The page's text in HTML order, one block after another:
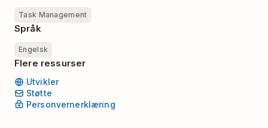
Task Management
Språk
Engelsk
Flere ressurser
Utvikler
Støtte
Personvernerklæring